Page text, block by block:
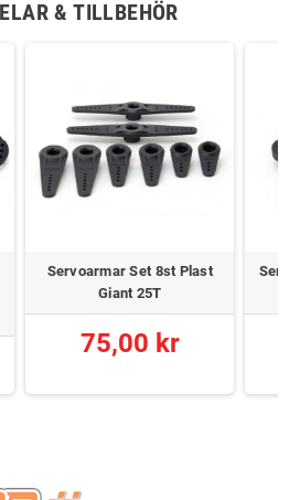
& TILLBEHÖR
Servoarmar Set 8st Plast
Giant 25T
75,00 kr